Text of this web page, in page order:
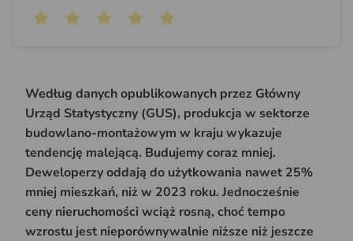
Według danych opublikowanych przez Główny
Urząd Statystyczny (GUS), produkcja w sektorze
budowlano-montażowym w kraju wykazuje
tendencję malejącą. Budujemy coraz mniej.
Deweloperzy oddają do użytkowania nawet 25%
mniej mieszkań, niż w 2023 roku. Jednocześnie
ceny nieruchomości wciąż rosną, choć tempo
wzrostu jest nieporównywalnie niższe niż jeszcze